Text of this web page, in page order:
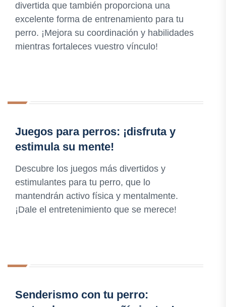
divertida que también proporciona una
excelente forma de entrenamiento para tu
perro. ¡Mejora su coordinación y habilidades
mientras fortaleces vuestro vínculo!
Juegos para perros: ¡disfruta y
estimula su mente!
Descubre los juegos más divertidos y
estimulantes para tu perro, que lo
mantendrán activo física y mentalmente.
¡Dale el entretenimiento que se merece!
Senderismo con tu perro: